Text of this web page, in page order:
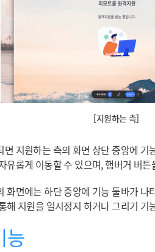
[지원하는 측]
면 지원하는 측의 화면 상단 중앙에 기
유롭게 이동할 수 있으며, 햄버거 버
화면에는 하단 중앙에 기능 툴바가 나
해 지원을 일시정지 하거나 그리기 기
능